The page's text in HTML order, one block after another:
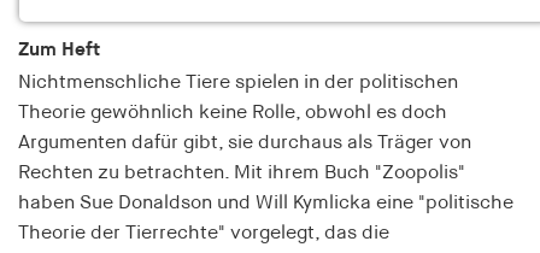
Zum Heft
Nichtmenschliche Tiere spielen in der politischen
Theorie gewöhnlich keine Rolle, obwohl es doch
Argumenten dafür gibt, sie durchaus als Träger von
Rechten zu betrachten. Mit ihrem Buch "Zoopolis"
haben Sue Donaldson und Will Kymlicka eine "politische
Theorie der Tierrechte" vorgelegt, das die
nutzbar zu machen, indem sie Grundfunktionen
wie Seitennavigation und Zugriff auf sichere
Bereiche der Webseite ermöglichen. Die Webseite
kann ohne diese Cookies nicht richtig
funktionieren.
cookie_consent